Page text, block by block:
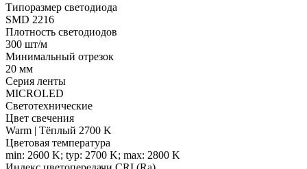
Типоразмер светодиода
SMD 2216
Плотность светодиодов
300 шт/м
Минимальный отрезок
20 мм
Серия ленты
MICROLED
Светотехнические
Цвет свечения
Warm | Тёплый 2700 K
Цветовая температура
min: 2600 K; typ: 2700 K; max: 2800 K